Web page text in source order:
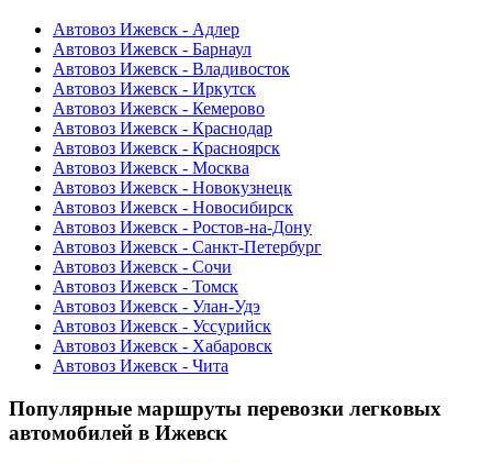
Автовоз Ижевск - Адлер
Автовоз Ижевск - Барнаул
Автовоз Ижевск - Владивосток
Автовоз Ижевск - Иркутск
Автовоз Ижевск - Кемерово
Автовоз Ижевск - Краснодар
Автовоз Ижевск - Красноярск
Автовоз Ижевск - Москва
Автовоз Ижевск - Новокузнецк
Автовоз Ижевск - Новосибирск
Автовоз Ижевск - Ростов-на-Дону
Автовоз Ижевск - Санкт-Петербург
Автовоз Ижевск - Сочи
Автовоз Ижевск - Томск
Автовоз Ижевск - Улан-Удэ
Автовоз Ижевск - Уссурийск
Автовоз Ижевск - Хабаровск
Автовоз Ижевск - Чита
Популярные маршруты перевозки легковых
автомобилей в Ижевск